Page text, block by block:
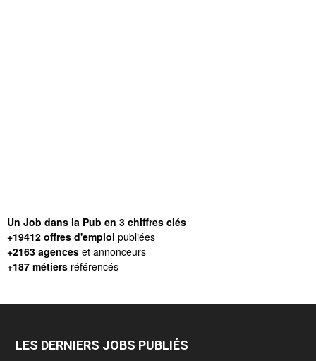
Un Job dans la Pub en 3 chiffres clés
+19412 offres d'emploi publiées
+2163 agences et annonceurs
+187 métiers référencés
LES DERNIERS JOBS PUBLIÉS